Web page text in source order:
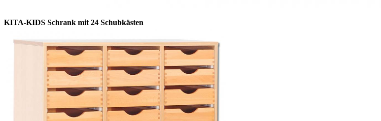
KITA-KIDS Schrank mit 24 Schubkästen